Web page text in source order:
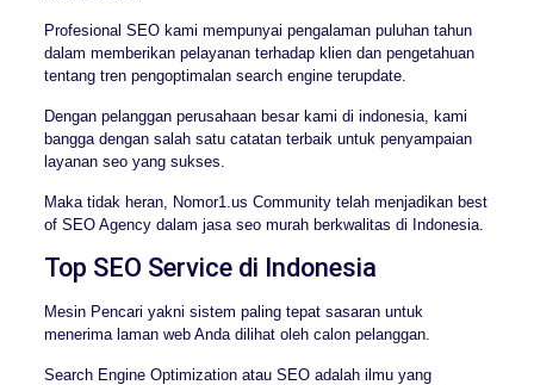
Profesional SEO kami mempunyai pengalaman puluhan tahun
dalam memberikan pelayanan terhadap klien dan pengetahuan
tentang tren pengoptimalan search engine terupdate.
Dengan pelanggan perusahaan besar kami di indonesia, kami
bangga dengan salah satu catatan terbaik untuk penyampaian
layanan seo yang sukses.
Maka tidak heran, Nomor1.us Community telah menjadikan best
of SEO Agency dalam jasa seo murah berkwalitas di Indonesia.
Top SEO Service di Indonesia
Mesin Pencari yakni sistem paling tepat sasaran untuk
menerima laman web Anda dilihat oleh calon pelanggan.
Search Engine Optimization atau SEO adalah ilmu yang